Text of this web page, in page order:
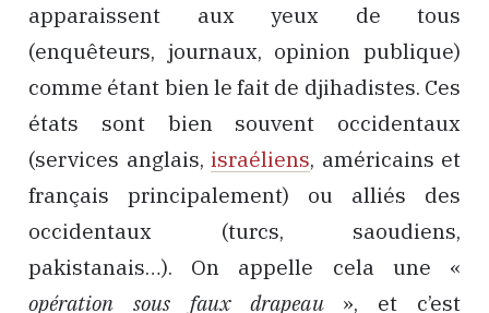
apparaissent aux yeux de tous
(enquêteurs, journaux, opinion publique)
comme étant bien le fait de djihadistes. Ces
états sont bien souvent occidentaux
(services anglais, israéliens, américains et
français principalement) ou alliés des
occidentaux (turcs, saoudiens,
pakistanais…). On appelle cela une «
opération sous faux drapeau», et c’est